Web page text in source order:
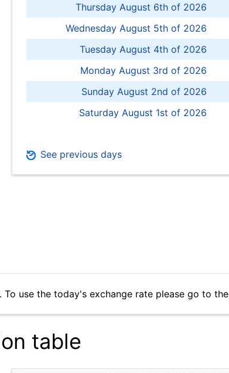
Thursday August 6th of 2026
Wednesday August 5th of 2026
Tuesday August 4th of 2026
Monday August 3rd of 2026
Sunday August 2nd of 2026
Saturday August 1st of 2026
See previous days
use the today's exchange rate please go to the
table